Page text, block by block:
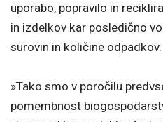
uporabo, popravilo in
in izdelkov kar posledično
surovin in količine odpadkov.
»Tako smo v poročilu
pomembnost